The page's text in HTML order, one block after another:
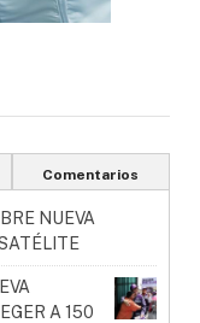
Comentarios
NUEVA
A 150